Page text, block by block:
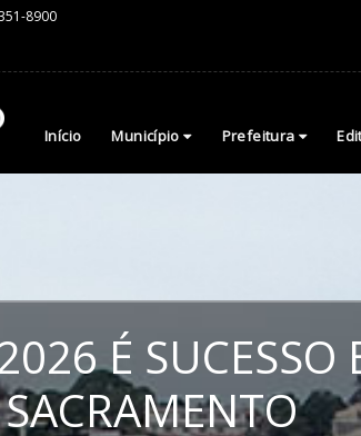
8900
Início Município Prefeitura
É